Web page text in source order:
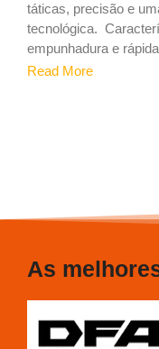
táticas, precisão e
tecnológica.
empunhadura e
Read More
As